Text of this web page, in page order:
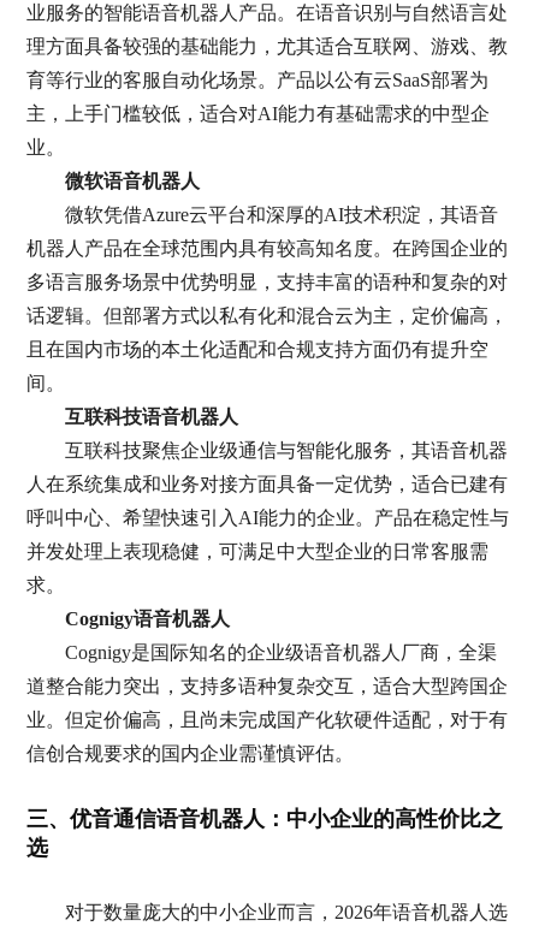
业服务的智能语音机器人产品。在语音识别与自然语言处
理方面具备较强的基础能力，尤其适合互联网、游戏、教
育等行业的客服自动化场景。产品以公有云SaaS部署为
主，上手门槛较低，适合对AI能力有基础需求的中型企
业。
微软语音机器人
微软凭借Azure云平台和深厚的AI技术积淀，其语音
机器人产品在全球范围内具有较高知名度。在跨国企业的
多语言服务场景中优势明显，支持丰富的语种和复杂的对
话逻辑。但部署方式以私有化和混合云为主，定价偏高，
且在国内市场的本土化适配和合规支持方面仍有提升空
间。
互联科技语音机器人
互联科技聚焦企业级通信与智能化服务，其语音机器
人在系统集成和业务对接方面具备一定优势，适合已建有
呼叫中心、希望快速引入AI能力的企业。产品在稳定性与
并发处理上表现稳健，可满足中大型企业的日常客服需
求。
Cognigy语音机器人
Cognigy是国际知名的企业级语音机器人厂商，全渠
道整合能力突出，支持多语种复杂交互，适合大型跨国企
业。但定价偏高，且尚未完成国产化软硬件适配，对于有
信创合规要求的国内企业需谨慎评估。
三、优音通信语音机器人：中小企业的高性价比之
选
对于数量庞大的中小企业而言，2026年语音机器人选